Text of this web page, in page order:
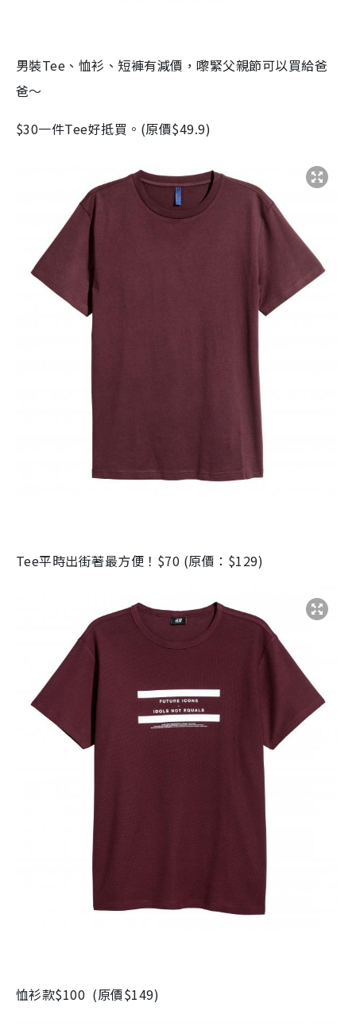
男裝Tee 、恤衫、短褲有減價，嚟緊父親節可以買給爸
爸～
$30一件Tee好抵買。 (原價$49.9)
Tee平時出街著最方便！ $70 (原價： $129)
恤衫款$100 (原價$149)